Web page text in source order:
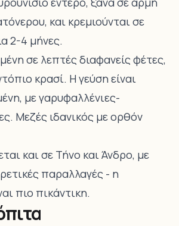
και κρεμιούνται σε
2-4 μήνες.
σε λεπτές διαφανείς φέτες,
κρασί. Η γεύση είναι
με γαρυφαλλένιες-
Μεζές ιδανικός με ορθόν
και σε Τήνο και Άνδρο, με
παραλλαγές - η
πιο πικάντικη.